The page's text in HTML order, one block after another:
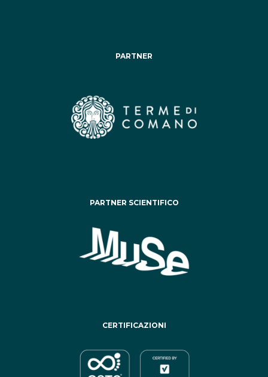
PARTNER
PARTNER SCIENTIFICO
CERTIFICAZIONI